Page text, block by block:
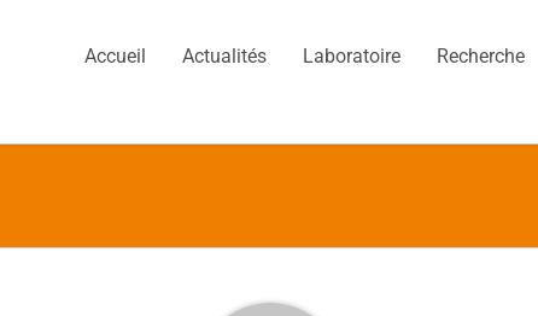
Accueil Actualités Laboratoire Recherche